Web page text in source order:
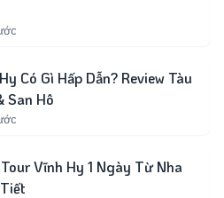
Có Gì Hấp Dẫn? Review Tàu
San Hô
Vĩnh Hy 1 Ngày Từ Nha